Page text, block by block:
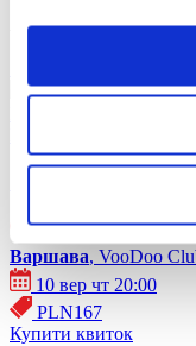
Афіша - Польща
СКАЙ у Варшаві!
Варшаві в VooDoo
Варшава, VooDoo
10 вер чт 20:00
PLN167
Купити квиток